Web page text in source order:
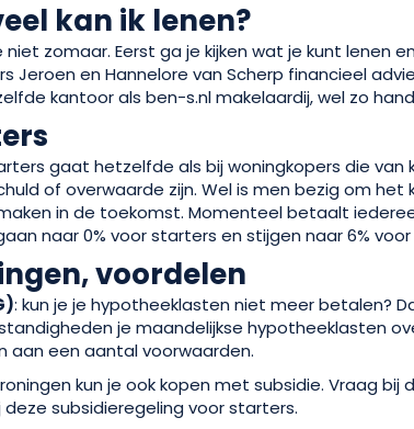
kan ik lenen?
zomaar. Eerst ga je kijken wat je kunt lenen
Jeroen en Hannelore van Scherp financieel
kantoor als ben-s.nl makelaardij, wel zo
gaat hetzelfde als bij woningkopers die van
of overwaarde zijn. Wel is men bezig om het
in de toekomst. Momenteel betaalt
naar 0% voor starters en stijgen naar 6%
voordelen
: kun je je hypotheeklasten niet meer betalen?
je maandelijkse hypotheeklasten
aan een aantal voorwaarden.
kun je ook kopen met subsidie. Vraag bij
subsidieregeling voor starters.